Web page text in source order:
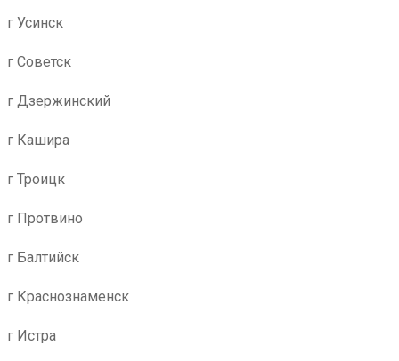
г Усинск
г Советск
г Дзержинский
г Кашира
г Троицк
г Протвино
г Балтийск
г Краснознаменск
г Истра